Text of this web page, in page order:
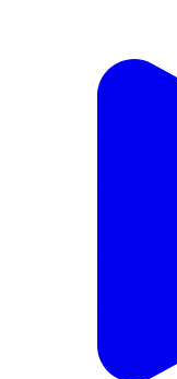
బాపట్ల జిల్లా చీరాల...